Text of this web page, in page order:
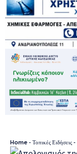
Home - Τοπικές Ειδήσεις -